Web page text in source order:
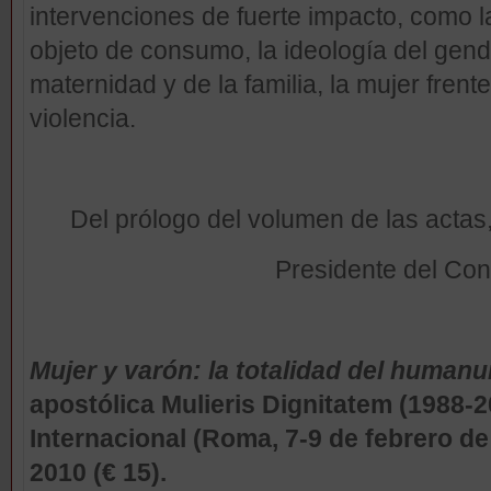
intervenciones de fuerte impacto, como
objeto de consumo, la ideología del
maternidad y de la familia, la mujer
violencia.
Del prólogo del volumen de las
Presidente del
Mujer y varón: la totalidad del
apostólica Mulieris Dignitatem (1988-
Internacional (Roma, 7-9 de febrero
2010 (€ 15).